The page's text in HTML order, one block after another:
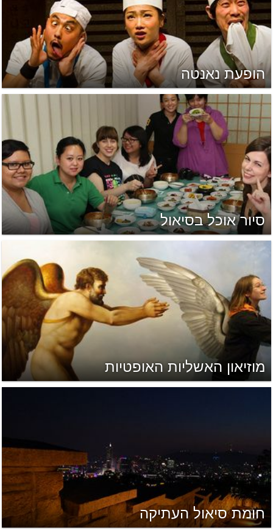
הופעת נאנטה
סיור אוכל בסיאול
מוזיאון האשליות האופטיות
חומת סיאול העתיקה